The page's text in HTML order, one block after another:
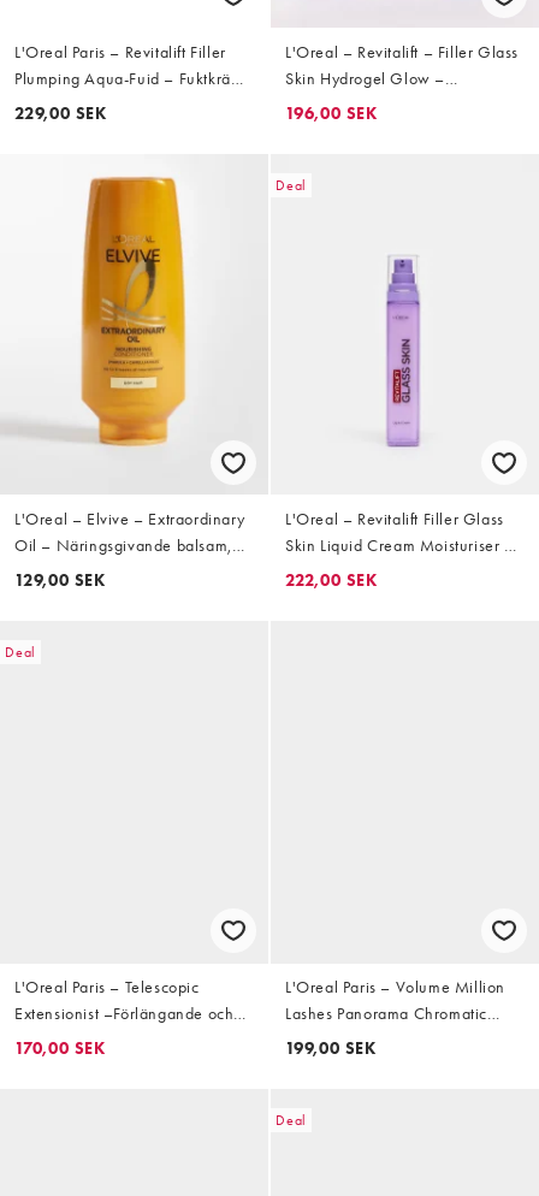
L'Oreal Paris – Revitalift Filler
Plumping Aqua-Fuid – Fuktkräm
med SPF 30, 40ml
229,00 SEK
L'Oreal – Revitalift – Filler Glass
Skin Hydrogel Glow –
Ansiktsmask, 4-pack
196,00 SEK
L'Oreal – Elvive – Extraordinary
Oil – Näringsgivande balsam,
500 ml
129,00 SEK
Deal
L'Oreal – Revitalift Filler Glass
Skin Liquid Cream Moisturiser –
Fuktkräm, 50ml
222,00 SEK
Deal
L'Oreal Paris – Telescopic
Extensionist –Förlängande och
böjande mascara – Black
170,00 SEK
L'Oreal Paris – Volume Million
Lashes Panorama Chromatic
Mascara – Bleu Suede
199,00 SEK
Deal